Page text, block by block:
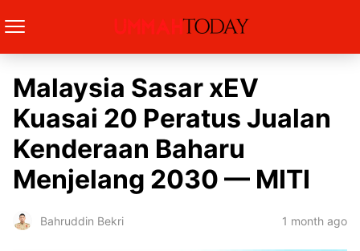
Malaysia Sasar xEV
Kuasai 20 Peratus Jualan
Kenderaan Baharu
Menjelang 2030 — MITI
Bahruddin Bekri 1 month ago